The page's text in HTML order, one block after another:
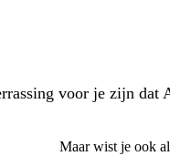
voor je zijn dat
Maar wist je ook